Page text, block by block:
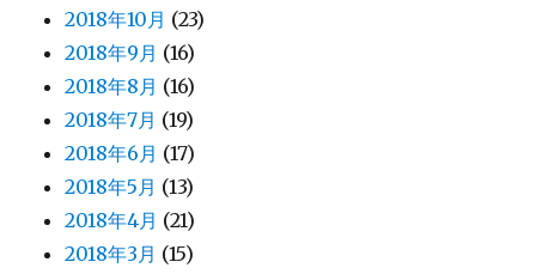
2018年10月 (23)
2018年9月 (16)
2018年8月 (16)
2018年7月 (19)
2018年6月 (17)
2018年5月 (13)
2018年4月 (21)
2018年3月 (15)